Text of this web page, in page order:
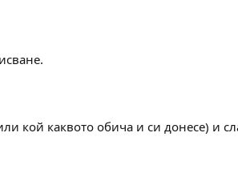
кой каквото обича и си донесе) и